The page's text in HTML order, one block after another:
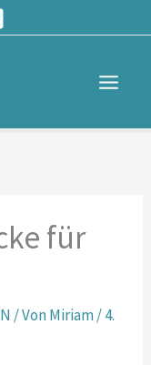
für
/ VonMiriam/4.